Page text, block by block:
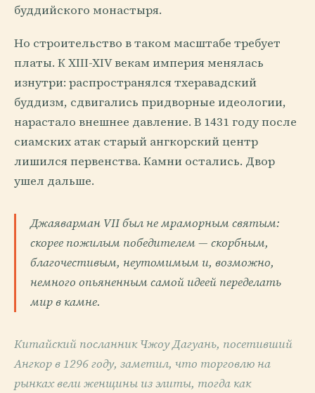
буддийского монастыря.
Но строительство в таком масштабе требует
платы. К XIII-XIV векам империя менялась
изнутри: распространялся тхеравадский
буддизм, сдвигались придворные идеологии,
нарастало внешнее давление. В 1431 году после
сиамских атак старый ангкорский центр
лишился первенства. Камни остались. Двор
ушел дальше.
Джаяварман VII был не мраморным святым:
скорее пожилым победителем — скорбным,
благочестивым, неутомимым и, возможно,
немного опьяненным самой идеей переделать
мир в камне.
Китайский посланник Чжоу Дагуань, посетивший
Ангкор в 1296 году, заметил, что торговлю на
рынках вели женщины из элиты, тогда как